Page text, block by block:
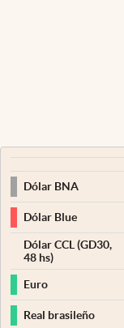
Dólar BNA
Dólar Blue
Dólar CCL (GD30,
48 hs)
Euro
Real brasileño